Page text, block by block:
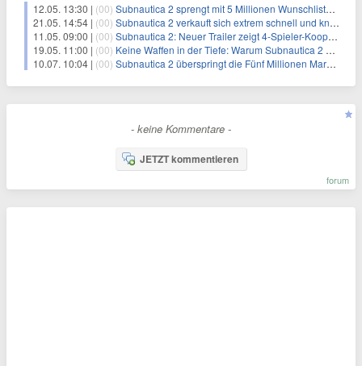
12.05. 13:30 | (00) Subnautica 2 sprengt mit 5 Millionen Wunschlisteneinträge alle Erwartungen
21.05. 14:54 | (00) Subnautica 2 verkauft sich extrem schnell und knackt riesige Rekorde
11.05. 09:00 | (00) Subnautica 2: Neuer Trailer zeigt 4-Spieler-Koop und eine atemberaubende Unterwasserwelt
19.05. 11:00 | (00) Keine Waffen in der Tiefe: Warum Subnautica 2 auf Gewalt verzichtet – und das auch so bleibt
10.07. 10:04 | (00) Subnautica 2 überspringt die Fünf Millionen Marke und rollt das erste Early Access Update aus
- keine Kommentare -
JETZT kommentieren
forum